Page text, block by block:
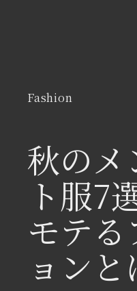
Fashion
秋のメ
ト服7
モテる
ョンと